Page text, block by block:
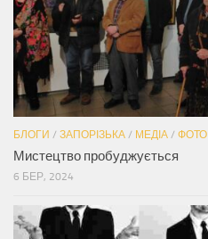
БЛОГИ / ЗАПОРІЗЬКА / МЕДІА / ФОТО
Мистецтво пробуджується
6 БЕР, 2024